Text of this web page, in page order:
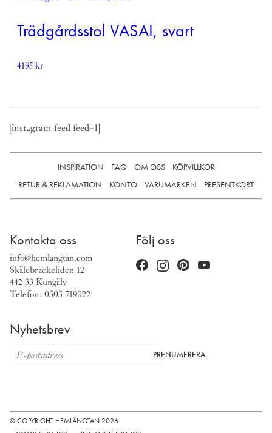
Trädgårdsstol VASAI, svart
4195kr
[instagram-feed feed=1]
INSPIRATION FAQ OM OSS
KÖPVILLKOR
RETUR & REKLAMATION
KONTO VARUMÄRKEN PRESENTKORT
Kontakta oss
info@hemlangtan.com
Skälebräckeliden 12
442 33 Kungälv
Telefon: 0303-719022
Följ oss
Nyhetsbrev
PRENUMERERA
© COPYRIGHT HEMLÄNGTAN 2026